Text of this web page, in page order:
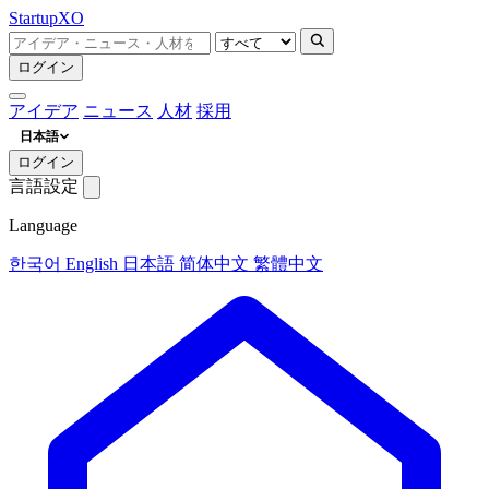
StartupXO
ログイン
アイデア ニュース 人材 採用
日本語
ログイン
言語設定
Language
한국어 English 日本語 简体中文 繁體中文